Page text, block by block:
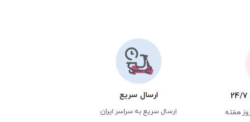
ارسال سریع
ارسال سریع به سراسر ایران